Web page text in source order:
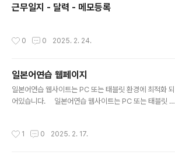
근무일지 - 달력 - 메모등록
0 0 2025. 2. 24.
일본어연습 웹페이지
일본어연습 웹사이트는 PC 또는 태블릿 환경에 최적화 되
어있습니다. 일본어연습 웹사이트는 PC 또는 태블릿 환
사이트는 PC 또는 태블릿 환경에 최적화 되어있습니
1 0 2025. 2. 17.